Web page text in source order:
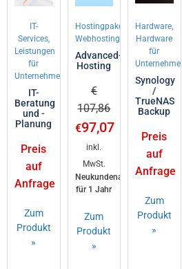
IT-
Services,
Leistungen
für
Unternehmen
IT-
Beratung
und -
Planung
Preis
auf
Anfrage
Zum
Produkt
»
Hostingpakete,
Webhosting
Advanced-
Hosting
€
107,86
€97,07
inkl.
MwSt.
Neukundenaktion
für 1 Jahr
Zum
Produkt
»
Hardware,
Hardware
für
Unternehmen
Synology
/
TrueNAS
Backup
Preis
auf
Anfrage
Zum
Produkt
»